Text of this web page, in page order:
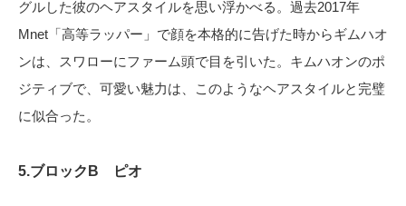
グルした彼のヘアスタイルを思い浮かべる。過去2017年
Mnet「高等ラッパー」で顔を本格的に告げた時からギムハオ
ンは、スワローにファーム頭で目を引いた。キムハオンのポ
ジティブで、可愛い魅力は、このようなヘアスタイルと完璧
に似合った。
5.ブロックB ピオ